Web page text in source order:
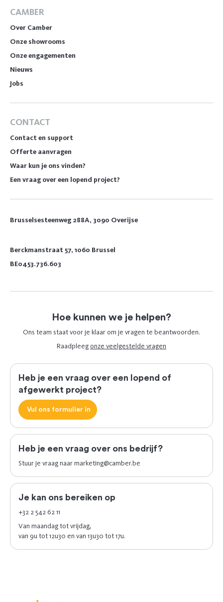
CAMBER
Over Camber
Onze showrooms
Onze engagementen
Nieuws
Jobs
CONTACT
Contact en support
Offerte aanvragen
Waar kun je ons vinden?
Een vraag over een lopend project?
Brusselsesteenweg 288A, 3090 Overijse
Berckmanstraat 57, 1060 Brussel
BE0453.736.603
Hoe kunnen we je helpen?
Ons team staat voor je klaar om je vragen te beantwoorden.
Raadpleegonze veelgestelde vragen
Heb je een vraag over een lopend of
afgewerkt project?
Vul ons formulier in
Heb je een vraag over ons bedrijf?
Stuur je vraag naarmarketing@camber.be
Je kan ons bereiken op
+32 2 542 62 11
Van maandag tot vrijdag,
van 9u tot 12u30 en van 13u30 tot 17u.